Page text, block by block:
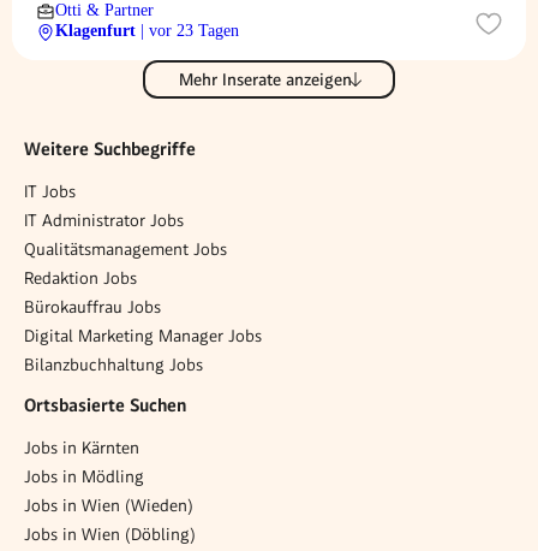
Otti & Partner
Klagenfurt
| vor 23 Tagen
Mehr Inserate anzeigen
Weitere Suchbegriffe
IT Jobs
IT Administrator Jobs
Qualitätsmanagement Jobs
Redaktion Jobs
Bürokauffrau Jobs
Digital Marketing Manager Jobs
Bilanzbuchhaltung Jobs
Ortsbasierte Suchen
Jobs in Kärnten
Jobs in Mödling
Jobs in Wien (Wieden)
Jobs in Wien (Döbling)